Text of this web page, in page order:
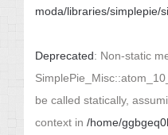
moda/libraries/simplepie/
Deprecated: Non-static
be called statically,
context in /home/